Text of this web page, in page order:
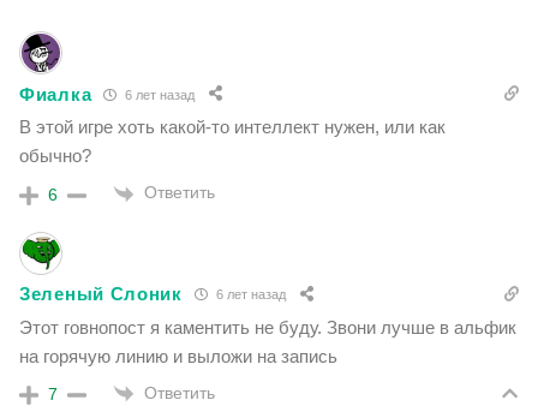
Фиалка 6 лет назад
В этой игре хоть какой-то интеллект нужен, или как
обычно?
6 Ответить
Зеленый Слоник 6 лет назад
Этот говнопост я каментить не буду. Звони лучше в альфик
на горячую линию и выложи на запись
7 Ответить